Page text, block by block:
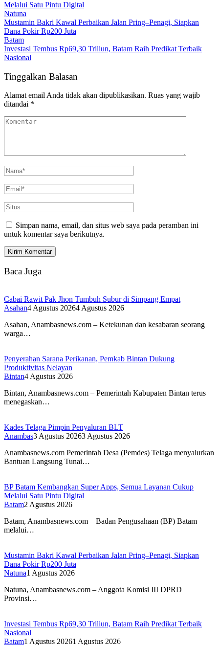
Melalui Satu Pintu Digital
Natuna
Mustamin Bakri Kawal Perbaikan Jalan Pring–Penagi, Siapkan
Dana Pokir Rp200 Juta
Batam
Investasi Tembus Rp69,30 Triliun, Batam Raih Predikat Terbaik
Nasional
Tinggalkan Balasan
Alamat email Anda tidak akan dipublikasikan. Ruas yang wajib
ditandai *
Simpan nama, email, dan situs web saya pada peramban ini
untuk komentar saya berikutnya.
Baca Juga
Cabai Rawit Pak Jhon Tumbuh Subur di Simpang Empat
Asahan4 Agustus 20264 Agustus 2026
Asahan, Anambasnews.com – Ketekunan dan kesabaran seorang
warga…
Penyerahan Sarana Perikanan, Pemkab Bintan Dukung
Produktivitas Nelayan
Bintan4 Agustus 2026
Bintan, Anambasnews.com – Pemerintah Kabupaten Bintan terus
menegaskan…
Kades Telaga Pimpin Penyaluran BLT
Anambas3 Agustus 20263 Agustus 2026
Anambasnews.com Pemerintah Desa (Pemdes) Telaga menyalurkan
Bantuan Langsung Tunai…
BP Batam Kembangkan Super Apps, Semua Layanan Cukup
Melalui Satu Pintu Digital
Batam2 Agustus 2026
Batam, Anambasnews.com – Badan Pengusahaan (BP) Batam
melalui…
Mustamin Bakri Kawal Perbaikan Jalan Pring–Penagi, Siapkan
Dana Pokir Rp200 Juta
Natuna1 Agustus 2026
Natuna, Anambasnews.com – Anggota Komisi III DPRD
Provinsi…
Investasi Tembus Rp69,30 Triliun, Batam Raih Predikat Terbaik
Nasional
Batam1 Agustus 20261 Agustus 2026